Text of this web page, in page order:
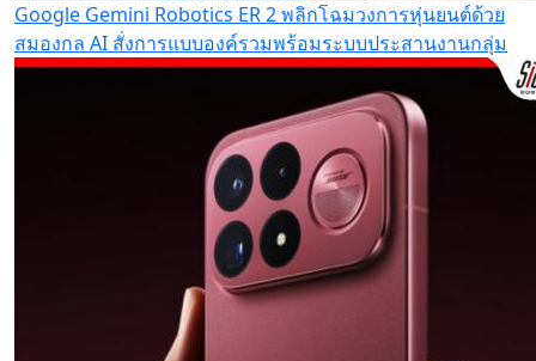
Google Gemini Robotics ER 2 พลิกโฉมวงการหุ่นยนต์ด้วย
สมองกล AI สั่งการแบบองค์รวมพร้อมระบบประสานงานกลุ่ม